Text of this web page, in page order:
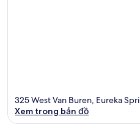
325 West Van Buren, Eureka
Xem trong bản đồ